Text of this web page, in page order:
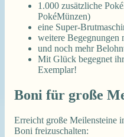
1.000 zusätzliche
PokéMünzen)
eine Super-
weitere Begegnungen
und noch mehr
Mit Glück begegnet
Exemplar!
Boni für große
Erreicht große Meilensteine
Boni freizuschalten: